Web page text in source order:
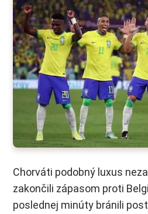
Chorváti podobný luxus
zakončili zápasom proti
poslednej minúty bránili